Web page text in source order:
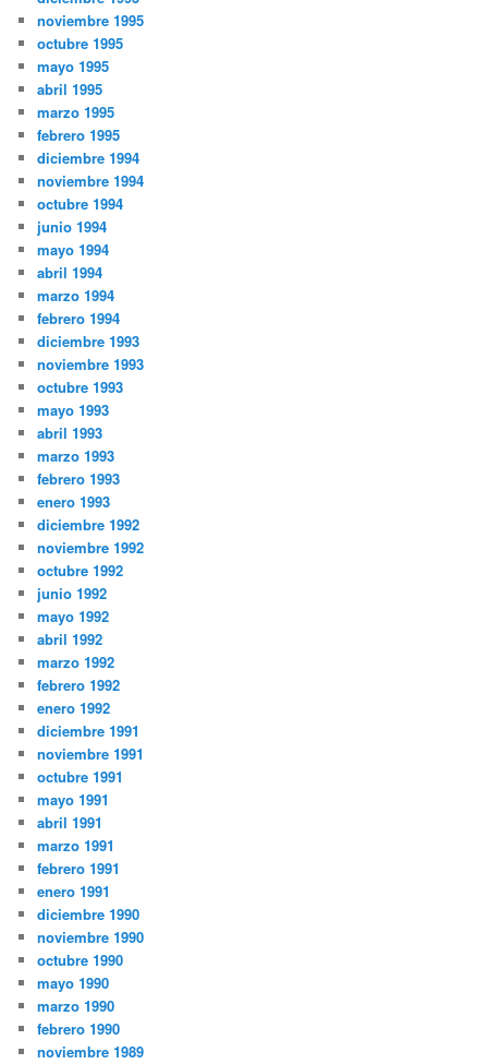
noviembre 1995
octubre 1995
mayo 1995
abril 1995
marzo 1995
febrero 1995
diciembre 1994
noviembre 1994
octubre 1994
junio 1994
mayo 1994
abril 1994
marzo 1994
febrero 1994
diciembre 1993
noviembre 1993
octubre 1993
mayo 1993
abril 1993
marzo 1993
febrero 1993
enero 1993
diciembre 1992
noviembre 1992
octubre 1992
junio 1992
mayo 1992
abril 1992
marzo 1992
febrero 1992
enero 1992
diciembre 1991
noviembre 1991
octubre 1991
mayo 1991
abril 1991
marzo 1991
febrero 1991
enero 1991
diciembre 1990
noviembre 1990
octubre 1990
mayo 1990
marzo 1990
febrero 1990
noviembre 1989